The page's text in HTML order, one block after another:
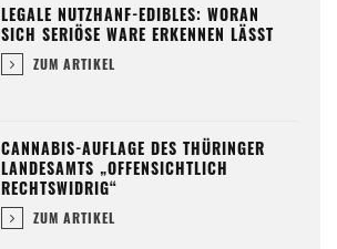
LEGALE NUTZHANF-EDIBLES: WORAN
SICH SERIÖSE WARE ERKENNEN LÄSST
ZUM ARTIKEL
CANNABIS-AUFLAGE DES THÜRINGER
LANDESAMTS „OFFENSICHTLICH
RECHTSWIDRIG“
ZUM ARTIKEL